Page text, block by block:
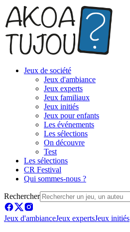
Jeux de société
Jeux d'ambiance
Jeux experts
Jeux familiaux
Jeux initiés
Jeux pour enfants
Les événements
Les sélections
On découvre
Test
Les sélections
CR Festival
Qui sommes-nous ?
Rechercher
Jeux d'ambianceJeux expertsJeux initiés